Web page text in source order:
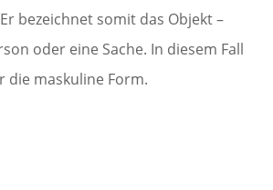
bezeichnet somit das Objekt –
oder eine Sache. In diesem Fall
die maskuline Form.